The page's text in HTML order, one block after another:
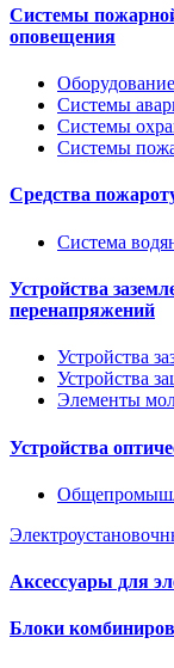
Системы
оповещения
Системы
Системы
Системы
Средства
Система
Устройства
перенапряжений
Устройства
Устройства
Элементы
Устройства
Аксессуары для
Блоки